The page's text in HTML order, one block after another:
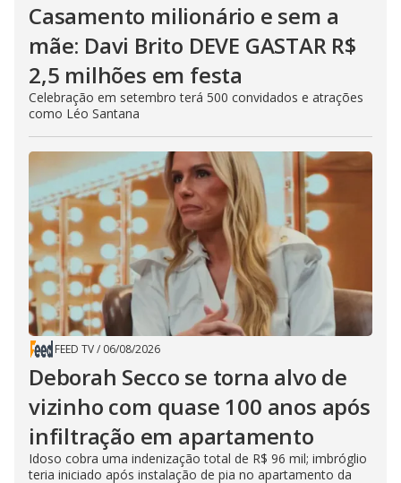
Casamento milionário e sem a
mãe: Davi Brito DEVE GASTAR R$
2,5 milhões em festa
Celebração em setembro terá 500 convidados e atrações
como Léo Santana
FEED TV/ 06/08/2026
Deborah Secco se torna alvo de
vizinho com quase 100 anos após
infiltração em apartamento
Idoso cobra uma indenização total de R$ 96 mil; imbróglio
teria iniciado após instalação de pia no apartamento da